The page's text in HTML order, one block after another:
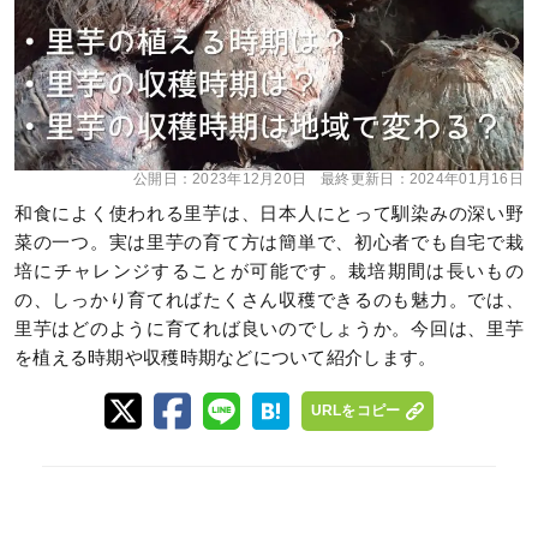
公開日：2023年12月20日 最終更新日： 2024年01月16日
和食によく使われる里芋は、日本人にとって馴染みの深い野
菜の一つ。実は里芋の育て方は簡単で、初心者でも自宅で栽
培にチャレンジすることが可能です。栽培期間は長いもの
の、しっかり育てればたくさん収穫できるのも魅力。では、
里芋はどのように育てれば良いのでしょうか。今回は、里芋
を植える時期や収穫時期などについて紹介します。
URLをコピー